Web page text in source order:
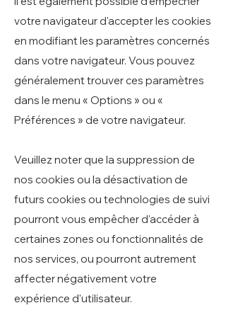
votre navigateur d'accepter les cookies
en modifiant les paramètres concernés
dans votre navigateur. Vous pouvez
généralement trouver ces paramètres
dans le menu « Options » ou «
Préférences » de votre navigateur.
Veuillez noter que la suppression de
nos cookies ou la désactivation de
futurs cookies ou technologies de suivi
pourront vous empêcher d'accéder à
certaines zones ou fonctionnalités de
nos services, ou pourront autrement
affecter négativement votre
expérience d'utilisateur.